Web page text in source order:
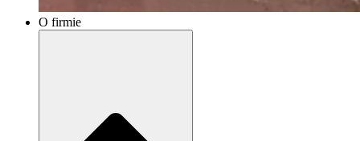
O firmie